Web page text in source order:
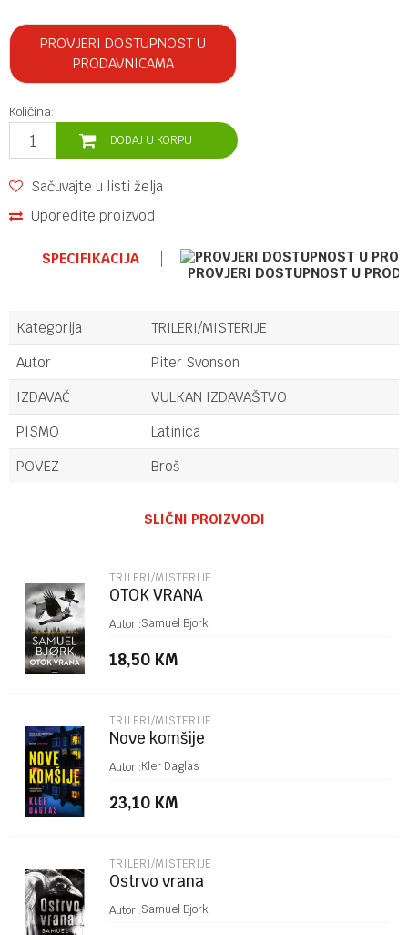
PROVJERI DOSTUPNOST U
PRODAVNICAMA
Količina:
DODAJ U KORPU
Sačuvajte u listi želja
Uporedite proizvod
SPECIFIKACIJA
PROVJERI DOSTUPNOST U
Kategorija
TRILERI/MISTERIJE
Autor
Piter Svonson
IZDAVAČ
VULKAN IZDAVAŠTVO
PISMO
Latinica
POVEZ
Broš
Poruka
POŠALJI
SLIČNI PROIZVODI
TRILERI/MISTERIJE
OTOK VRANA
Autor :Samuel Bjork
18,50 KM
TRILERI/MISTERIJE
Nove komšije
Autor :Kler Daglas
23,10 KM
TRILERI/MISTERIJE
Ostrvo vrana
Autor :Samuel Bjork